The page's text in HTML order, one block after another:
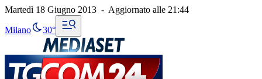
Martedì 18 Giugno 2013 - Aggiornato alle 21:44
Milano 30°